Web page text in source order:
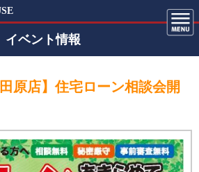
イベント情報
原店】住宅ローン相談会開